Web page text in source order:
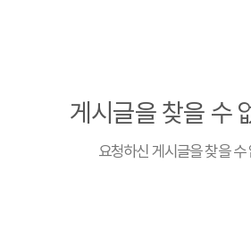
게시글을 찾을 수
요청하신 게시글을 찾을 수